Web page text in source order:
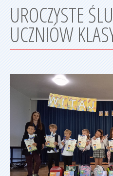
UROCZYSTE
UCZNIÓW